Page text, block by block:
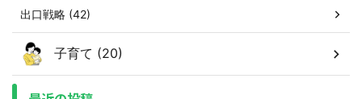
出口戦略 (42)
子育て (20)